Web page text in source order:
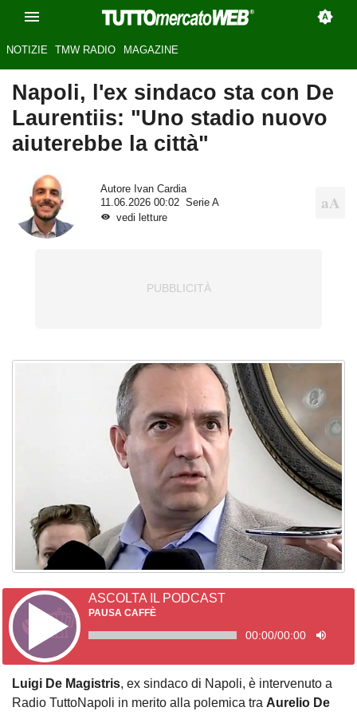
NOTIZIE TMW RADIO MAGAZINE
Napoli, l'ex sindaco sta con De
Laurentiis: "Uno stadio nuovo
aiuterebbe la città"
Autore Ivan Cardia
11.06.2026 00:02
Serie A
vedi letture
ASCOLTA IL PODCAST
PAUSA CAFFÈ
00:00/00:00
Luigi De Magistris, ex sindaco di Napoli, è intervenuto a
Radio TuttoNapoli in merito alla polemica tra Aurelio De